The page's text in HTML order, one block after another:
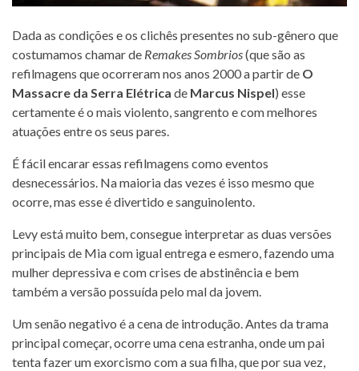
Dada as condições e os clichês presentes no sub-gênero que
costumamos chamar de Remakes Sombrios(que são as
refilmagens que ocorreram nos anos 2000 a partir de O
Massacre da Serra Elétrica de Marcus Nispel) esse
certamente é o mais violento, sangrento e com melhores
atuações entre os seus pares.
É fácil encarar essas refilmagens como eventos
desnecessários. Na maioria das vezes é isso mesmo que
ocorre, mas esse é divertido e sanguinolento.
Levy está muito bem, consegue interpretar as duas versões
principais de Mia com igual entrega e esmero, fazendo uma
mulher depressiva e com crises de abstinência e bem
também a versão possuída pelo mal da jovem.
Um senão negativo é a cena de introdução. Antes da trama
principal começar, ocorre uma cena estranha, onde um pai
tenta fazer um exorcismo com a sua filha, que por sua vez,